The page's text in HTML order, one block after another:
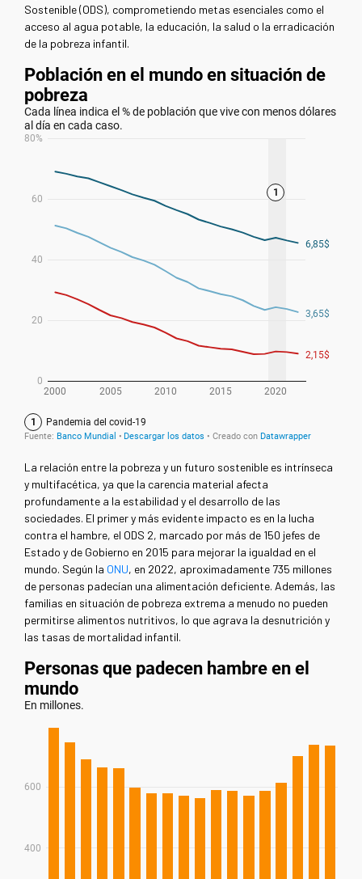
Sostenible (ODS), comprometiendo metas esenciales como el
acceso al agua potable, la educación, la salud o la erradicación
de la pobreza infantil.
La relación entre la pobreza y un futuro sostenible es intrínseca
y multifacética, ya que la carencia material afecta
profundamente a la estabilidad y el desarrollo de las
sociedades. El primer y más evidente impacto es en la lucha
contra el hambre, el ODS 2, marcado por más de 150 jefes de
Estado y de Gobierno en 2015 para mejorar la igualdad en el
mundo. Según la ONU, en 2022, aproximadamente 735 millones
de personas padecían una alimentación deficiente. Además, las
familias en situación de pobreza extrema a menudo no pueden
permitirse alimentos nutritivos, lo que agrava la desnutrición y
las tasas de mortalidad infantil.